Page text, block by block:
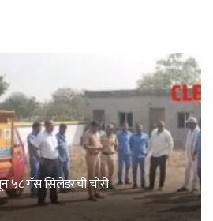
५८ गॅस सिलेंडरची चोरी